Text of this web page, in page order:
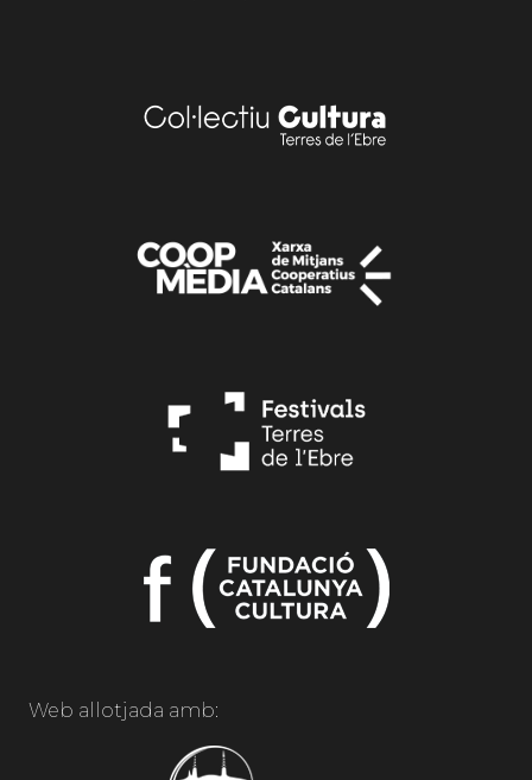
Web allotjada amb: